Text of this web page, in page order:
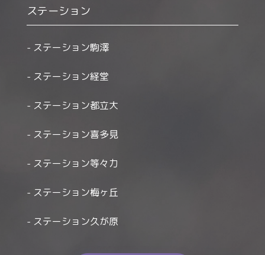
ステーション
ステーション駒澤
ステーション経堂
ステーション都立大
ステーション喜多見
ステーション等々力
ステーション梅ヶ丘
ステーション久が原